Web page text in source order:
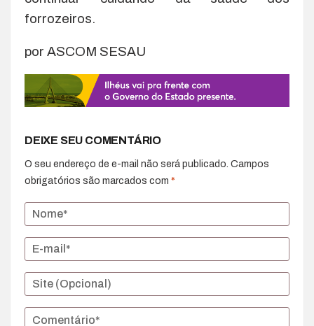
forrozeiros.
por ASCOM SESAU
DEIXE SEU COMENTÁRIO
O seu endereço de e-mail não será publicado. Campos
obrigatórios são marcados com *